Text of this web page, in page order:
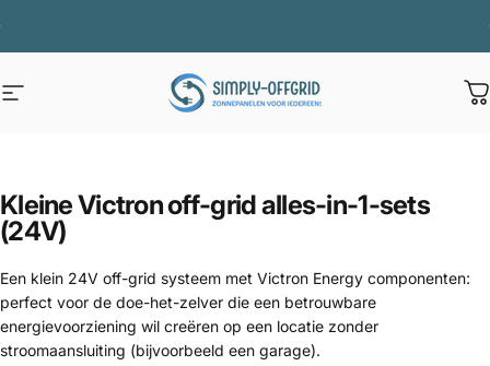
Site navigatie Simply Offgrid
Kleine Victron off-grid alles-in-1-sets
(24V)
Een klein 24V off-grid systeem met Victron Energy componenten:
perfect voor de doe-het-zelver die een betrouwbare
energievoorziening wil creëren op een locatie zonder
stroomaansluiting (bijvoorbeeld een garage).